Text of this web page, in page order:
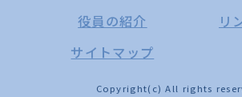
役員の紹介
リ
サイトマップ
Copyright(c) All rights